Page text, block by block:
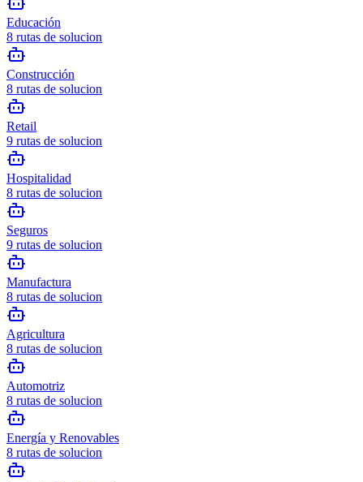
Educación
8 rutas de solucion
Construcción
8 rutas de solucion
Retail
9 rutas de solucion
Hospitalidad
8 rutas de solucion
Seguros
9 rutas de solucion
Manufactura
8 rutas de solucion
Agricultura
8 rutas de solucion
Automotriz
8 rutas de solucion
Energía y Renovables
8 rutas de solucion